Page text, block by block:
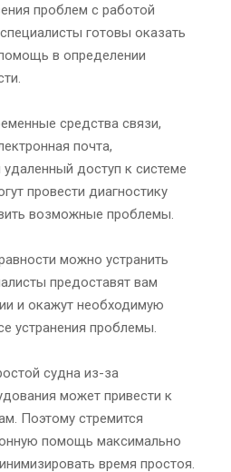
проблем с работой
готовы оказать
в определении
средства связи,
почта,
доступ к системе
провести диагностику
возможные проблемы.
можно устранить
предоставят вам
и окажут необходимую
устранения проблемы.
судна из-за
может привести к
Поэтому стремится
помощь максимально
время простоя.